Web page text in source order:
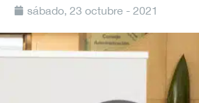
sábado, 23 octubre - 2021